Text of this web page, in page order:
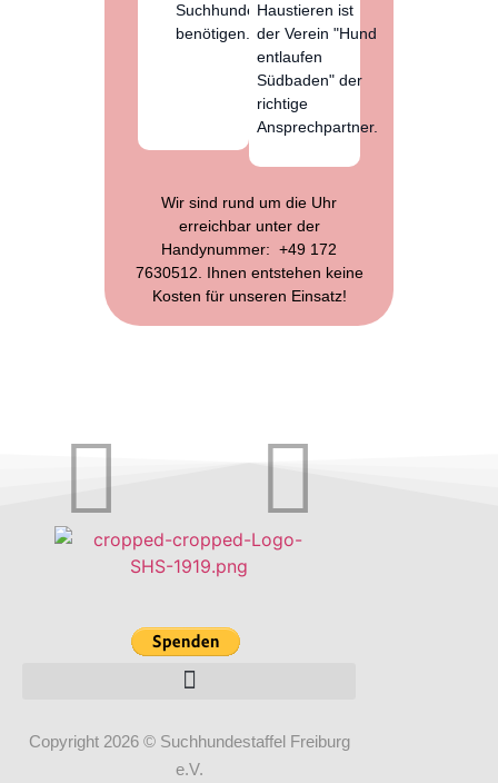
Suchhunde
benötigen.
Haustieren ist
derVerein "Hund
entlaufen
Südbaden" der
richtige
Ansprechpartner.
Wir sind rund um die Uhr
erreichbar unter der
Handynummer: +49 172
7630512. Ihnen entstehen keine
Kosten für unseren Einsatz!
Copyright 2026 © Suchhundestaffel Freiburg
e.V.